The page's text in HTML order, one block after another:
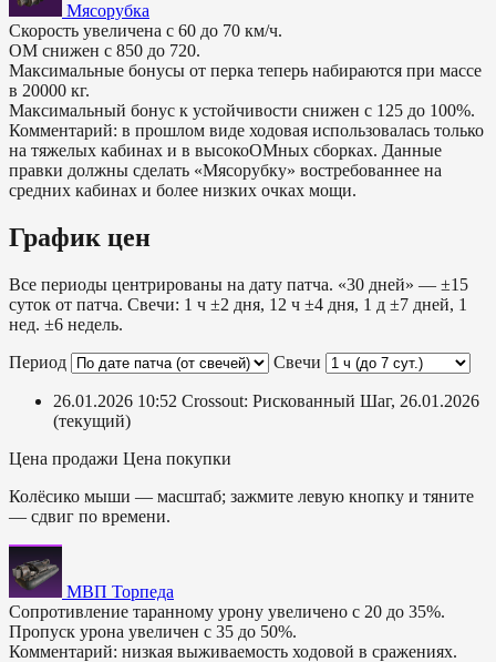
Мясорубка
Скорость увеличена с 60 до 70 км/ч.
ОМ снижен с 850 до 720.
Максимальные бонусы от перка теперь набираются при массе
в 20000 кг.
Максимальный бонус к устойчивости снижен с 125 до 100%.
Комментарий: в прошлом виде ходовая использовалась только
на тяжелых кабинах и в высокоОМных сборках. Данные
правки должны сделать «Мясорубку» востребованнее на
средних кабинах и более низких очках мощи.
График цен
Все периоды центрированы на дату патча. «30 дней» — ±15
суток от патча. Свечи: 1 ч ±2 дня, 12 ч ±4 дня, 1 д ±7 дней, 1
нед. ±6 недель.
Период
Свечи
26.01.2026 10:52 Crossout: Рискованный Шаг, 26.01.2026
(текущий)
Цена продажи Цена покупки
Колёсико мыши — масштаб; зажмите левую кнопку и тяните
— сдвиг по времени.
МВП Торпеда
Сопротивление таранному урону увеличено с 20 до 35%.
Пропуск урона увеличен с 35 до 50%.
Комментарий: низкая выживаемость ходовой в сражениях.